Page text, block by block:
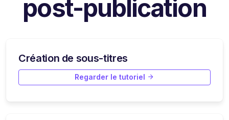
post-publication
Création de sous-titres
Regarder le tutoriel